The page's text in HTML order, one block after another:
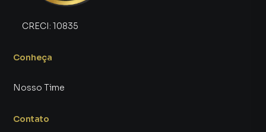
CRECI: 10835
Conheça
Nosso Time
Contato